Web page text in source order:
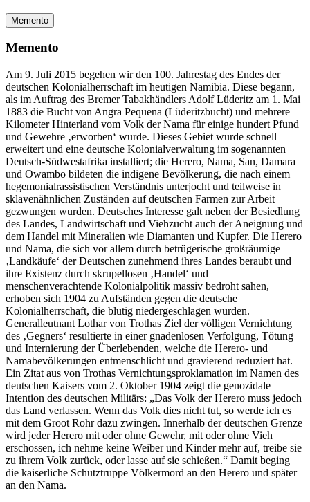
Memento
Memento
Am 9. Juli 2015 begehen wir den 100. Jahrestag des Endes der
deutschen Kolonialherrschaft im heutigen Namibia. Diese begann,
als im Auftrag des Bremer Tabakhändlers Adolf Lüderitz am 1. Mai
1883 die Bucht von Angra Pequena (Lüderitzbucht) und mehrere
Kilometer Hinterland vom Volk der Nama für einige hundert Pfund
und Gewehre ‚erworben‘ wurde. Dieses Gebiet wurde schnell
erweitert und eine deutsche Kolonialverwaltung im sogenannten
Deutsch-Südwestafrika installiert; die Herero, Nama, San, Damara
und Owambo bildeten die indigene Bevölkerung, die nach einem
hegemonialrassistischen Verständnis unterjocht und teilweise in
sklavenähnlichen Zuständen auf deutschen Farmen zur Arbeit
gezwungen wurden. Deutsches Interesse galt neben der Besiedlung
des Landes, Landwirtschaft und Viehzucht auch der Aneignung und
dem Handel mit Mineralien wie Diamanten und Kupfer. Die Herero
und Nama, die sich vor allem durch betrügerische großräumige
‚Landkäufe‘ der Deutschen zunehmend ihres Landes beraubt und
ihre Existenz durch skrupellosen ‚Handel‘ und
menschenverachtende Kolonialpolitik massiv bedroht sahen,
erhoben sich 1904 zu Aufständen gegen die deutsche
Kolonialherrschaft, die blutig niedergeschlagen wurden.
Generalleutnant Lothar von Trothas Ziel der völligen Vernichtung
des ‚Gegners‘ resultierte in einer gnadenlosen Verfolgung, Tötung
und Internierung der Überlebenden, welche die Herero- und
Namabevölkerungen entmenschlicht und gravierend reduziert hat.
Ein Zitat aus von Trothas Vernichtungsproklamation im Namen des
deutschen Kaisers vom 2. Oktober 1904 zeigt die genozidale
Intention des deutschen Militärs: „Das Volk der Herero muss jedoch
das Land verlassen. Wenn das Volk dies nicht tut, so werde ich es
mit dem Groot Rohr dazu zwingen. Innerhalb der deutschen Grenze
wird jeder Herero mit oder ohne Gewehr, mit oder ohne Vieh
erschossen, ich nehme keine Weiber und Kinder mehr auf, treibe sie
zu ihrem Volk zurück, oder lasse auf sie schießen.“ Damit beging
die kaiserliche Schutztruppe Völkermord an den Herero und später
an den Nama.